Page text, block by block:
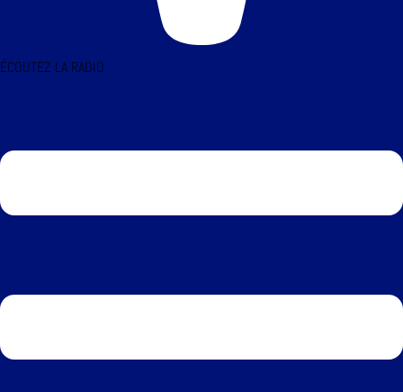
ÉCOUTEZ LA RADIO